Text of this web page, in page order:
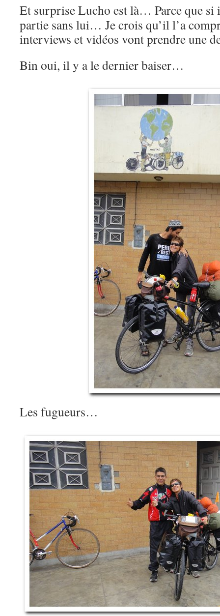
Et surprise Lucho est là… Parce que si
partie sans lui… Je crois qu’il l’a
interviews et vidéos vont prendre une
Bin oui, il y a le dernier baiser…
Les fugueurs…